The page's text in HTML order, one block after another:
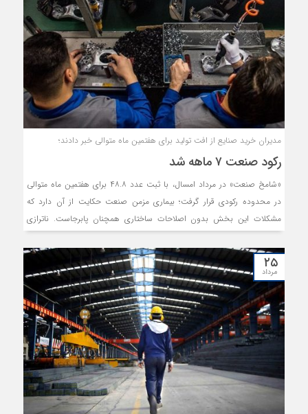
مدیران خرید صنایع از افت تولید برای هفتمین ماه متوالی خبر دادند؛
رکود صنعت ۷ ماهه شد
«شامخ صنعت» در مرداد امسال، با ثبت عدد ۴۸.۸ برای هفتمین ماه متوالی
در محدوده رکودی قرار گرفت؛ بیماری مزمن صنعت حکایت از آن دارد که
مشکلات این بخش بدون اصلاحات ساختاری همچنان پابرجاست. ناترازی
وضعیت موجود صنایع است.
۲۵
مرداد